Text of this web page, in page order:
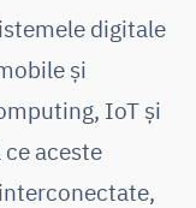
digitale
și
IoT și
aceste